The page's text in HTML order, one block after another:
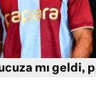
mı geldi,